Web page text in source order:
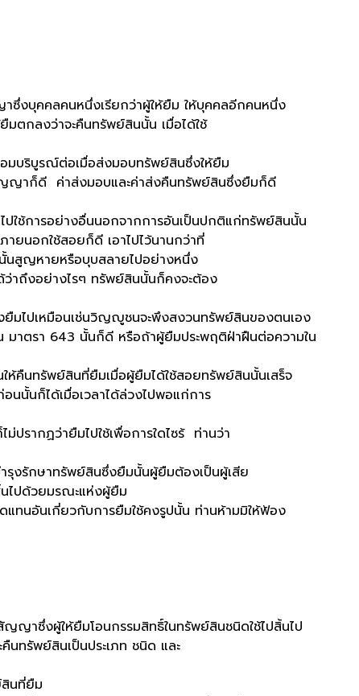
ลคนหนึ่งเรียกว่าผู้ให้ยืม ให้บุคคลอีกคนหนึ่ง
มตกลงว่าจะคืนทรัพย์สินนั้น เมื่อได้ใช้
บูรณ์ต่อเมื่อส่งมอบทรัพย์สินซึ่งให้ยืม
ดี ค่าส่งมอบและค่าส่งคืนทรัพย์สินซึ่งยืมก็ดี
รอย่างอื่นนอกจากการอันเป็นปกติแก่ทรัพย์สินนั้น
ยนอกใช้สอยก็ดี เอาไปไว้นานกว่าที่
นั้นสูญหายหรือบุบสลายไปอย่างหนึ่ง
ว่าถึงอย่างไรๆ ทรัพย์สินนั้นก็คงจะต้อง
หมือนเช่นวิญญูชนจะพึงสงวนทรัพย์สินของตนเอง
643 นั้นก็ดี หรือถ้าผู้ยืมประพฤติฝ่าฝืนต่อความใน
รัพย์สินที่ยืมเมื่อผู้ยืมได้ใช้สอยทรัพย์สินนั้นเสร็จ
นั้นก็ได้เมื่อเวลาได้ล่วงไปพอแก่การ
ฏว่ายืมไปใช้เพื่อการใดไซร้ ท่านว่า
ษาทรัพย์สินซึ่งยืมนั้นผู้ยืมต้องเป็นผู้เสีย
ด้วยมรณะแห่งผู้ยืม
เกี่ยวกับการยืมใช้คงรูปนั้น ท่านห้ามมิให้ฟ้อง
ให้ยืมโอนกรรมสิทธิ์ในทรัพย์สินชนิดใช้ไปสิ้นไป
ทรัพย์สินเป็นประเภท ชนิด และ
ที่ยืม